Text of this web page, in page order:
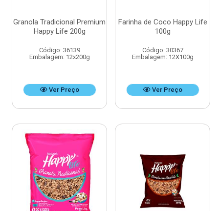
Granola Tradicional Premium
Happy Life 200g
Código: 36139
Embalagem: 12x200g
Ver Preço
Farinha de Coco Happy Life
100g
Código: 30367
Embalagem: 12X100g
Ver Preço